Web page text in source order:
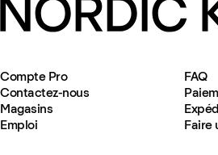
Compte Pro
Contactez-nous
Magasins
Emploi
FAQ
Faire